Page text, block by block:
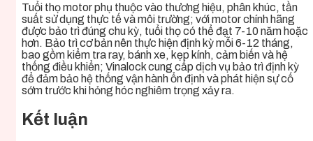
Tuổi thọ motor phụ thuộc vào thương hiệu, phân khúc, tần
suất sử dụng thực tế và môi trường; với motor chính hãng
được bảo trì đúng chu kỳ, tuổi thọ có thể đạt 7-10 năm hoặc
hơn. Bảo trì cơ bản nên thực hiện định kỳ mỗi 6-12 tháng,
bao gồm kiểm tra ray, bánh xe, kẹp kính, cảm biến và hệ
thống điều khiển; Vinalock cung cấp dịch vụ bảo trì định kỳ
để đảm bảo hệ thống vận hành ổn định và phát hiện sự cố
sớm trước khi hỏng hóc nghiêm trọng xảy ra.
Kết luận